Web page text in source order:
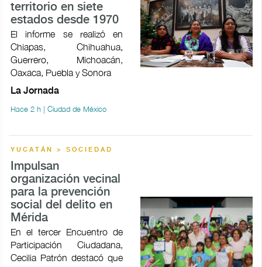
territorio en siete
estados desde 1970
El informe se realizó en
Chiapas, Chihuahua,
Guerrero, Michoacán,
Oaxaca, Puebla y Sonora
La Jornada
Hace 2 h | Ciudad de México
YUCATÁN > SOCIEDAD
Impulsan
organización vecinal
para la prevención
social del delito en
Mérida
En el tercer Encuentro de
Participación Ciudadana,
Cecilia Patrón destacó que